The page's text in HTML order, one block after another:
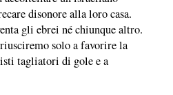
disonore alla loro casa.
gli ebrei né chiunque altro.
solo a favorire la
tagliatori di gole e a